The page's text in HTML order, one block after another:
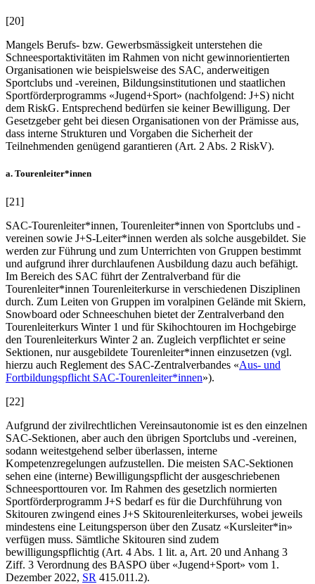
[20]
Mangels Berufs- bzw. Gewerbsmässigkeit unterstehen die
Schneesportaktivitäten im Rahmen von nicht gewinnorientierten
Organisationen wie beispielsweise des SAC, anderweitigen
Sportclubs und -vereinen, Bildungsinstitutionen und staatlichen
Sportförderprogramms «Jugend+Sport» (nachfolgend: J+S) nicht
dem RiskG. Entsprechend bedürfen sie keiner Bewilligung. Der
Gesetzgeber geht bei diesen Organisationen von der Prämisse aus,
dass interne Strukturen und Vorgaben die Sicherheit der
Teilnehmenden genügend garantieren (Art. 2 Abs. 2 RiskV).
a. Tourenleiter*innen
[21]
SAC-Tourenleiter*innen, Tourenleiter*innen von Sportclubs und -
vereinen sowie J+S-Leiter*innen werden als solche ausgebildet. Sie
werden zur Führung und zum Unterrichten von Gruppen bestimmt
und aufgrund ihrer durchlaufenen Ausbildung dazu auch befähigt.
Im Bereich des SAC führt der Zentralverband für die
Tourenleiter*innen Tourenleiterkurse in verschiedenen Disziplinen
durch. Zum Leiten von Gruppen im voralpinen Gelände mit Skiern,
Snowboard oder Schneeschuhen bietet der Zentralverband den
Tourenleiterkurs Winter 1 und für Skihochtouren im Hochgebirge
den Tourenleiterkurs Winter 2 an. Zugleich verpflichtet er seine
Sektionen, nur ausgebildete Tourenleiter*innen einzusetzen (vgl.
hierzu auch Reglement des SAC-Zentralverbandes «Aus- und
Fortbildungspflicht SAC-Tourenleiter*innen»).
[22]
Aufgrund der zivilrechtlichen Vereinsautonomie ist es den einzelnen
SAC-Sektionen, aber auch den übrigen Sportclubs und -vereinen,
sodann weitestgehend selber überlassen, interne
Kompetenzregelungen aufzustellen. Die meisten SAC-Sektionen
sehen eine (interne) Bewilligungspflicht der ausgeschriebenen
Schneesporttouren vor. Im Rahmen des gesetzlich normierten
Sportförderprogramm J+S bedarf es für die Durchführung von
Skitouren zwingend eines J+S Skitourenleiterkurses, wobei jeweils
mindestens eine Leitungsperson über den Zusatz «Kursleiter*in»
verfügen muss. Sämtliche Skitouren sind zudem
bewilligungspflichtig (Art. 4 Abs. 1 lit. a, Art. 20 und Anhang 3
Ziff. 3 Verordnung des BASPO über «Jugend+Sport» vom 1.
Dezember 2022, SR 415.011.2).